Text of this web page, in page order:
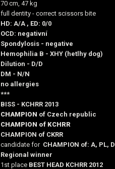
70 cm, 47 kg
full dentity - correct scissors bite
HD: A/A , ED: 0/0
OCD: negativní
Spondylosis - negative
Hemophilia B - XHY (hetlhy dog)
Dilution - D/D
DM - N/N
no allergies
***
BISS - KCHRR 2013
CHAMPION of Czech republic
CHAMPION of KCHRR
CHAMPION of CKRR
candidate for CHAMPION of: A, PL, D
Regional winner
1st place BEST HEAD KCHRR 2012